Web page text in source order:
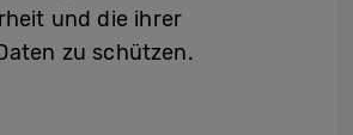
und die ihrer
zu schützen.